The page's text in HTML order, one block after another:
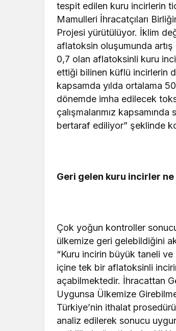
tespit edilen kuru incirlerin
Mamulleri İhracatçıları
Projesi yürütülüyor. İklim
aflatoksin oluşumunda
0,7 olan aflatoksinli kuru
ettiği bilinen küflü incirlerin
kapsamda yılda ortalama
dönemde imha edilecek
çalışmalarımız
bertaraf ediliyor” şeklinde
Geri gelen kuru incirler
Çok yoğun kontroller
ülkemize geri gelebildiğini
“Kuru incirin büyük taneli
içine tek bir aflatoksinli
açabilmektedir. İhracattan
Uygunsa Ülkemize
Türkiye’nin ithalat
analiz edilerek sonucu